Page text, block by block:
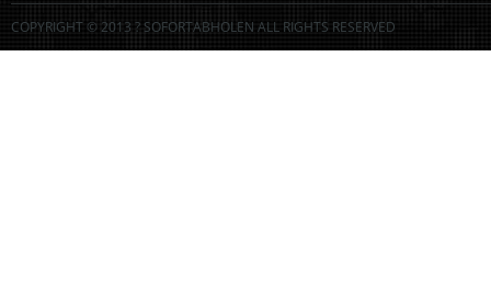
COPYRIGHT © 2013 ? SOFORTABHOLEN ALL RIGHTS RESERVED